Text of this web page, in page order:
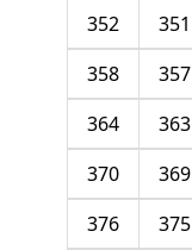
351
352
357
358
363
364
369
370
375
376